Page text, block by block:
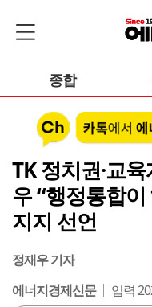
종합
TK 정치권·교
우 “행정통합이
지지 선언
정재우 기자
에너지경제신문
입력